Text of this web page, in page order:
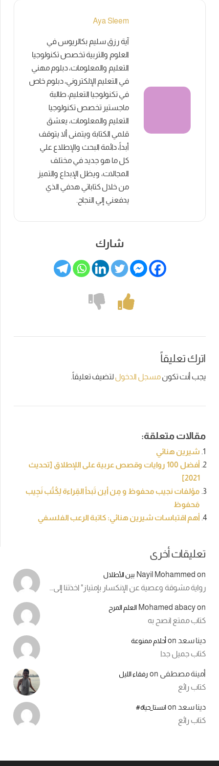
Aya Sleem
آية رزق سليم بكالريوس في
العلوم والتربية تخصص تكنولوجيا
التعليم والمعلومات، دبلوم مهني
في التعليم الإلكتروني، دبلوم خاص
في تكنولوجيا التعليم، طالبة
ماجستير تخصص تكنولوجيا
التعليم والمعلومات، يعشق
قلمي الكتابة ويتمنى ألا يتوقف
أبداً، دائمة البحث والإطلاع علي
كل ما هو جديد في مختلف
المجالات، ويظل الإبداع والتميز
من خلال كتاباتي هدفي الذي
يدفعني إلي النجاح.
شارك
اترك تعليقاً
يجب أنت تكونمسجل الدخوللتضيف تعليقاً.
مقالات متعلقة:
شيرين هنائي
أفضل 100 روايات وقصص عربية على اللإطلاق [تحديث
2021]
مؤلفات نجيب محفوظ و مِن أين تَبدأ القِراءة لِكُتُب نَجِيب
مَحفوظ
أهم اقتباسات شيرين هنائي: كاتبة الرعب الفلسفي
تعليقات أخرى
Nayil Mohammed on بين الأطلال
رواية مشوقة وعصية عن الإنكسار بإمتياز" اخذتنا إلى…
Mohamed abacyon العلم المرح
كتاب ممتع انصح به
دينا سعد onأحلام ممنوعة
كتاب جميل جدا
أمينة مصطفى on رفقاء الليل
كتاب رائع
دينا سعد onانستا_حياة#
كتاب رائع